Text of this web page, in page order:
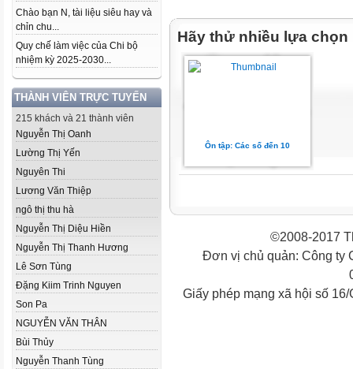
Chào bạn N, tài liệu siêu hay và
chỉn chu...
Quy chế làm việc của Chi bộ
nhiệm kỳ 2025-2030...
THÀNH VIÊN TRỰC TUYẾN
215 khách và 21 thành viên
Nguyễn Thị Oanh
Lường Thị Yến
Nguyên Thi
Lương Văn Thiệp
ngô thị thu hà
Nguyễn Thị Diệu Hiền
Nguyễn Thị Thanh Hương
Lê Sơn Tùng
Đặng Kiim Trinh Nguyen
Son Pa
NGUYỄN VĂN THÂN
Bùi Thủy
Nguyễn Thanh Tùng
Hãy thử nhiều lựa chọn
Ôn tập: Các số đến 10
©2008-2017
Đơn vị chủ quản: Công ty
Giấy phép mạng xã hội số